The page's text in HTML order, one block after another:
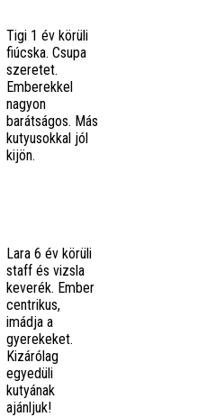
Tigi 1 év körüli
fiúcska. Csupa
szeretet.
Emberekkel
nagyon
barátságos. Más
kutyusokkal jól
kijön.
Lara 6 év körüli
staff és vizsla
keverék. Ember
centrikus,
imádja a
gyerekeket.
Kizárólag
egyedüli
kutyának
ajánljuk!